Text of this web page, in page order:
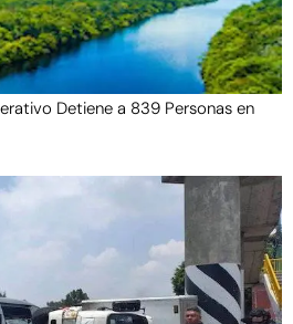
Detiene a 839 Personas en